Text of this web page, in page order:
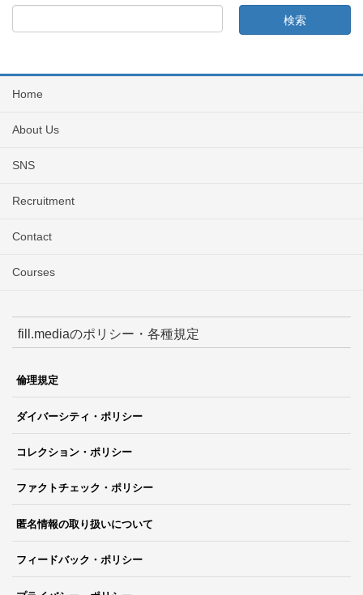
Home
About Us
SNS
Recruitment
Contact
Courses
fill.mediaのポリシー・各種規定
倫理規定
ダイバーシティ・ポリシー
コレクション・ポリシー
ファクトチェック・ポリシー
匿名情報の取り扱いについて
フィードバック・ポリシー